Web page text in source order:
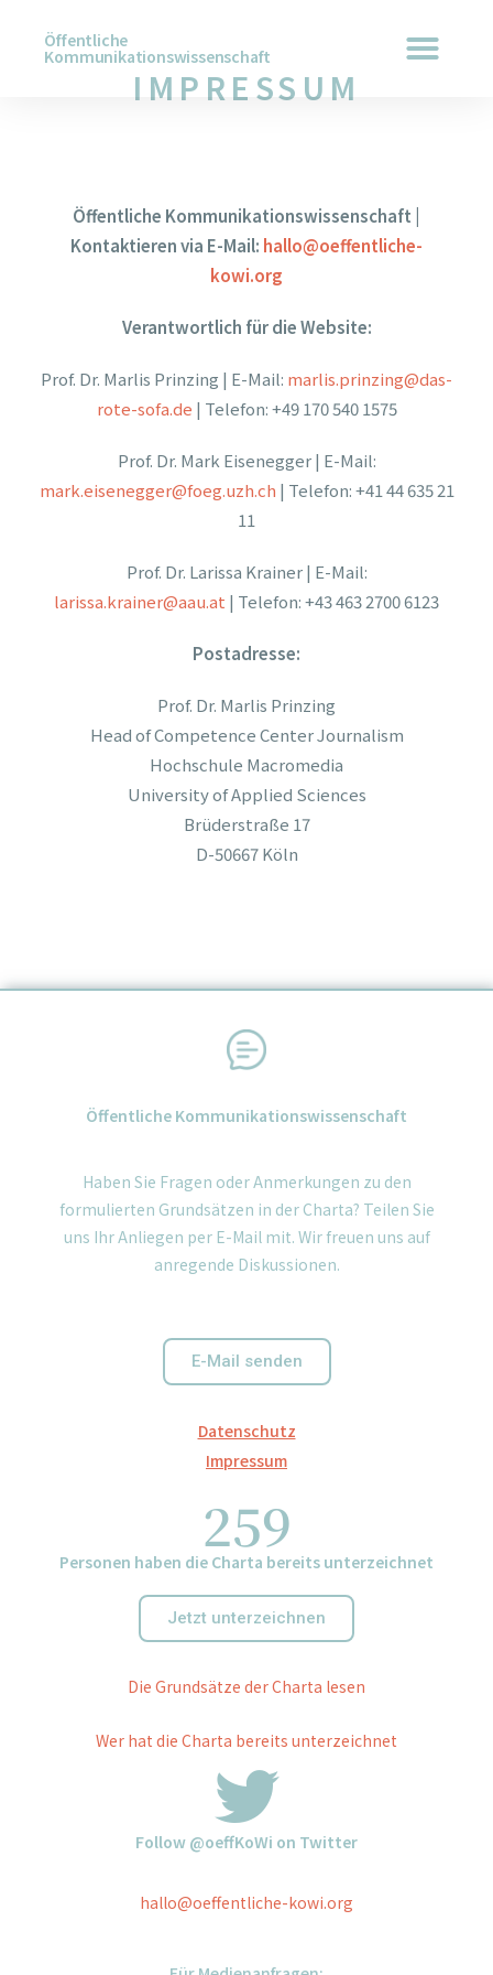
Öffentliche
Kommunikationswissenschaft
IMPRESSUM
Öffentliche Kommunikationswissenschaft |
Kontaktieren via E-Mail: hallo@oeffentliche-
kowi.org
Verantwortlich für die Website:
Prof. Dr. Marlis Prinzing | E-Mail: marlis.prinzing@das-
rote-sofa.de | Telefon: +49 170 540 1575
Prof. Dr. Mark Eisenegger | E-Mail:
mark.eisenegger@foeg.uzh.ch | Telefon: +41 44 635 21
11
Prof. Dr. Larissa Krainer | E-Mail:
larissa.krainer@aau.at | Telefon: +43 463 2700 6123
Postadresse:
Prof. Dr. Marlis Prinzing
Head of Competence Center Journalism
Hochschule Macromedia
University of Applied Sciences
Brüderstraße 17
D-50667 Köln
Öffentliche Kommunikationswissenschaft
Haben Sie Fragen oder Anmerkungen zu den
formulierten Grundsätzen in der Charta? Teilen Sie
uns Ihr Anliegen per E-Mail mit. Wir freuen uns auf
anregende Diskussionen.
E-Mail senden
Datenschutz
Impressum
259
Personen haben die Charta bereits unterzeichnet
Jetzt unterzeichnen
Die Grundsätze der Charta lesen
Wer hat die Charta bereits unterzeichnet
Follow @oeffKoWi on Twitter
hallo@oeffentliche-kowi.org